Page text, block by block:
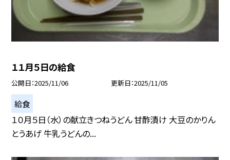
１１月５日の給食
公開日 2025/11/06 更新日 2025/11/05
給食
１０月５日（水）の献立きつねうどん 甘酢漬け 大豆のかりん
とうあげ 牛乳うどんの...